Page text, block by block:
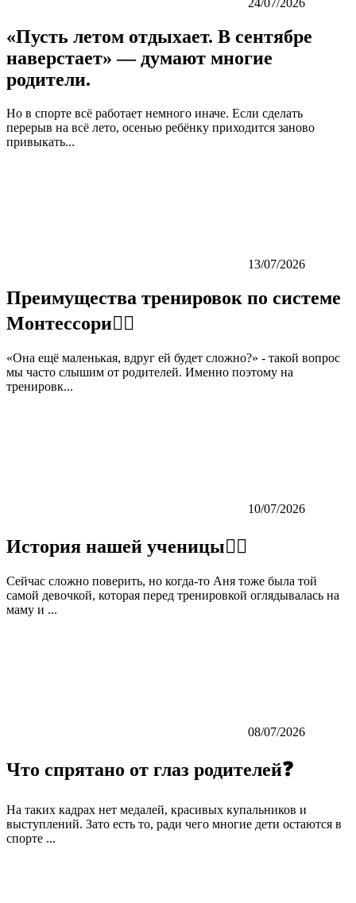
24/07/2026
«Пусть летом отдыхает. В сентябре
наверстает» — думают многие
родители.
Но в спорте всё работает немного иначе. Если сделать
перерыв на всё лето, осенью ребёнку приходится заново
привыкать...
13/07/2026
Преимущества тренировок по системе
Монтессори👇🏼
«Она ещё маленькая, вдруг ей будет сложно?» - такой вопрос
мы часто слышим от родителей. Именно поэтому на
тренировк...
10/07/2026
История нашей ученицы👇🏼
Сейчас сложно поверить, но когда-то Аня тоже была той
самой девочкой, которая перед тренировкой оглядывалась на
маму и ...
08/07/2026
Что спрятано от глаз родителей❓
На таких кадрах нет медалей, красивых купальников и
выступлений. Зато есть то, ради чего многие дети остаются в
спорте ...